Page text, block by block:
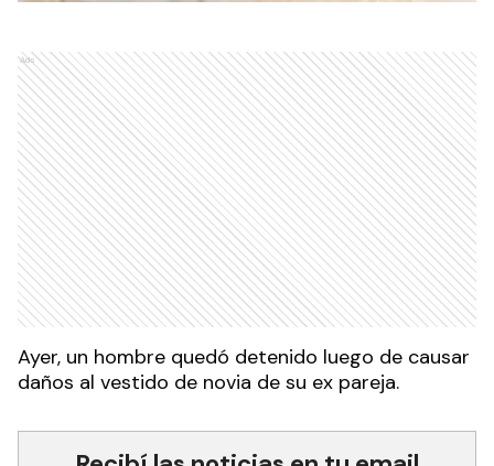
Ads
Ayer, un hombre quedó detenido luego de causar
daños al vestido de novia de su ex pareja.